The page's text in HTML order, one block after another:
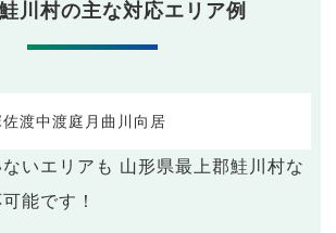
川村の主な対応エリア例
佐渡中渡庭月 曲川 向居
いエリアも 山形県最上郡鮭川村な
能です！